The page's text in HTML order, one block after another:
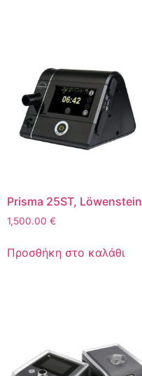
Prisma 25ST, Löwenstein
1,500.00 €
Προσθήκη στο καλάθι